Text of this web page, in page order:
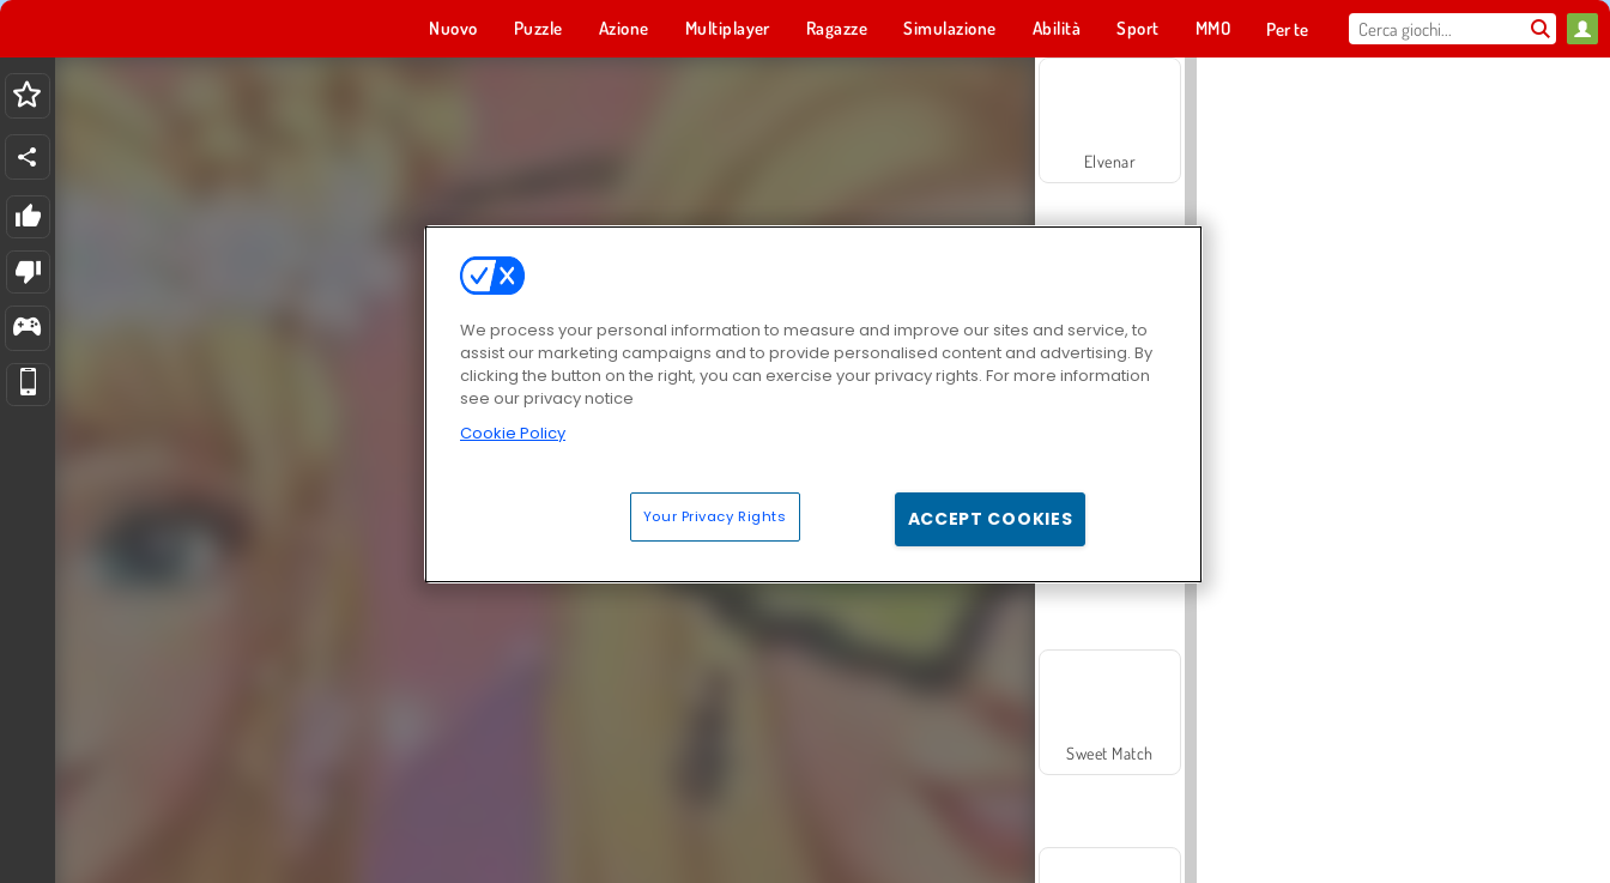
Nuovo Puzzle Azione Multiplayer Ragazze Simulazione Abilità Sport MMO Per te
Elvenar
Sweet Match
We process your personal information to measure and improve our sites and service, to
assist our marketing campaigns and to provide personalised content and advertising. By
clicking the button on the right, you can exercise your privacy rights. For more information
see our privacy notice
Cookie Policy
Your Privacy Rights ACCEPT COOKIES